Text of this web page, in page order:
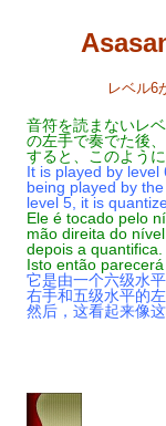
レベル6
音符を読まないレ
の左手で奏でた後
すると、このように
It is played by
being played by
level 5, it is
Ele é tocado pelo
mão direita do
depois a quantifica.
Isto então parecerá
它是由一个六级水
右手和五级水平的
然后，这看起来像这